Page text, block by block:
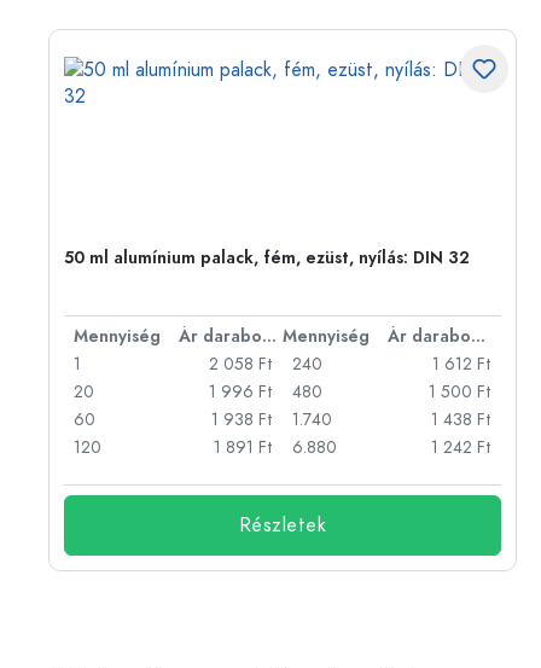
50 ml alumínium palack, fém, ezüst, nyílás: DIN 32
Mennyiség Ár darabonként Mennyiség
Ár darabonként
1
2 058 Ft
20
1 996 Ft
60
1 938 Ft
120
1 891 Ft
240
1 612 Ft
480
1 500 Ft
1.740
1 438 Ft
6.880
1 242 Ft
Részletek